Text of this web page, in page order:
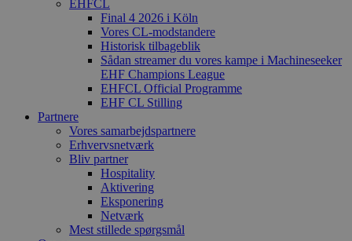
EHFCL
Final 4 2026 i Köln
Vores CL-modstandere
Historisk tilbageblik
Sådan streamer du vores kampe i Machineseeker
EHF Champions League
EHFCL Official Programme
EHF CL Stilling
Partnere
Vores samarbejdspartnere
Erhvervsnetværk
Bliv partner
Hospitality
Aktivering
Eksponering
Netværk
Mest stillede spørgsmål